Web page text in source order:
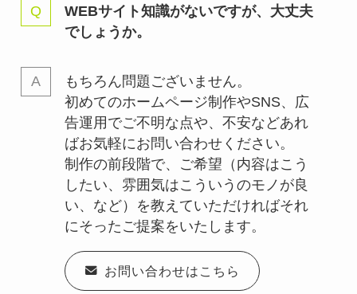
WEBサイト知識がないですが、大丈夫
でしょうか。
もちろん問題ございません。
初めてのホームページ制作やSNS、広
告運用でご不明な点や、不安などあれ
ばお気軽にお問い合わせください。
制作の前段階で、ご希望（内容はこう
したい、雰囲気はこういうのモノが良
い、など）を教えていただければそれ
にそったご提案をいたします。
お問い合わせはこちら